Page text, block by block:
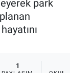
park
1